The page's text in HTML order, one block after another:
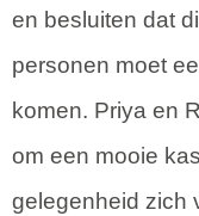
en besluiten dat
personen moet
komen. Priya en
om een mooie
gelegenheid zich